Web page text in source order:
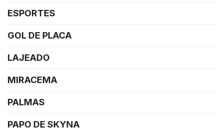
ESPORTES
GOL DE PLACA
LAJEADO
MIRACEMA
PALMAS
PAPO DE SKYNA